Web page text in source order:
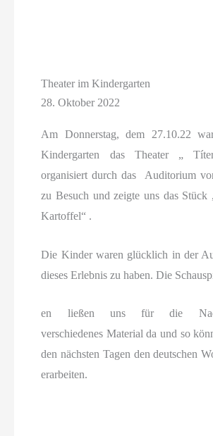
Theater im Kindergarten
28. Oktober 2022
Am Donnerstag, dem 27.10.22
Kindergarten das Theater „
organisiert durch das Auditorium
zu Besuch und zeigte uns das Stück
Kartoffel“ .
Die Kinder waren glücklich in der
dieses Erlebnis zu haben. Die
en ließen uns für die
verschiedenes Material da und so
den nächsten Tagen den deutschen
erarbeiten.